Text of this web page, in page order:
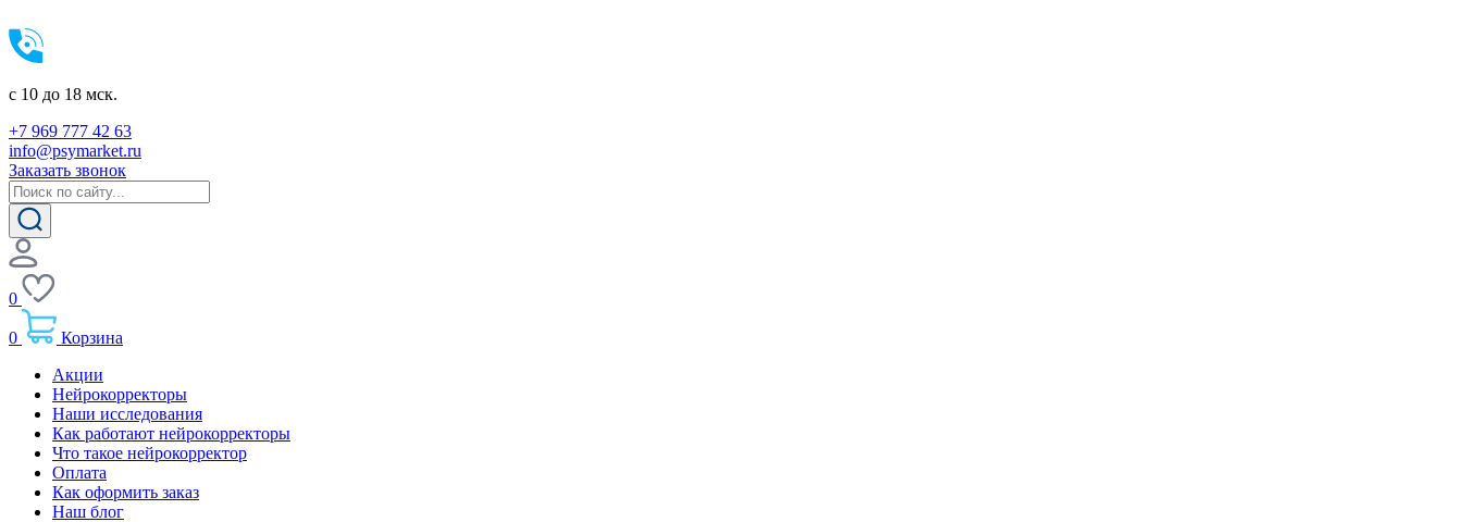
c 10 до 18 мск.
+7 969 777 42 63
info@psymarket.ru
Заказать звонок
0
0
Корзина
Акции
Нейрокорректоры
Наши исследования
Как работают нейрокорректоры
Что такое нейрокорректор
Оплата
Как оформить заказ
Наш блог